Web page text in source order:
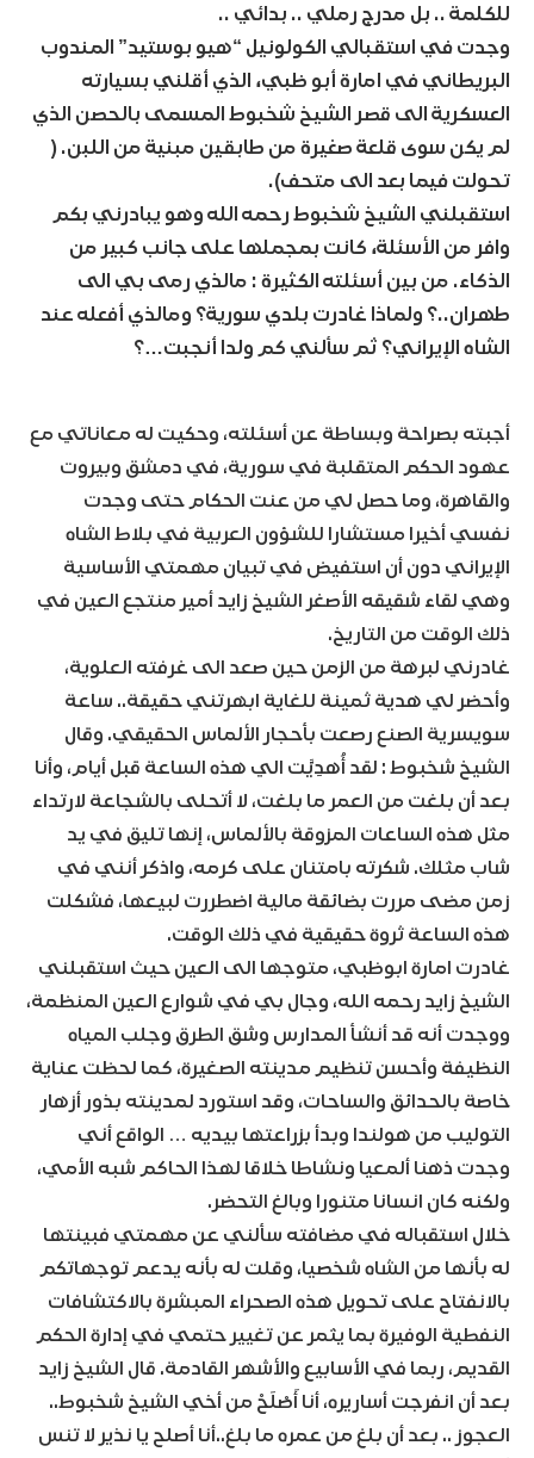
للكلمة .. بل مدرج رملي .. بدائي ..
وجدت في استقبالي الكولونيل “هيو بوستيد” المندوب
البريطاني في امارة أبو ظبي، الذي أقلني بسيارته
العسكرية الى قصر الشيخ شخبوط المسمى بالحصن الذي
لم يكن سوى قلعة صغيرة من طابقين مبنية من اللبن. (
تحولت فيما بعد الى متحف).
استقبلني الشيخ شخبوط رحمه الله وهو يبادرني بكم
وافر من الأسئلة، كانت بمجملها على جانب كبير من
الذكاء. من بين أسئلته الكثيرة : مالذي رمى بي الى
طهران..؟ ولماذا غادرت بلدي سورية؟ ومالذي أفعله عند
الشاه الإيراني؟ ثم سألني كم ولدا أنجبت…؟
أجبته بصراحة وبساطة عن أسئلته، وحكيت له معاناتي مع
عهود الحكم المتقلبة في سورية، في دمشق وبيروت
والقاهرة، وما حصل لي من عنت الحكام حتى وجدت
نفسي أخيرا مستشارا للشؤون العربية في بلاط الشاه
الإيراني دون أن استفيض في تبيان مهمتي الأساسية
وهي لقاء شقيقه الأصغر الشيخ زايد أمير منتجع العين في
ذلك الوقت من التاريخ.
غادرني لبرهة من الزمن حين صعد الى غرفته العلوية،
وأحضر لي هدية ثمينة للغاية ابهرتني حقيقة.. ساعة
سويسرية الصنع رصعت بأحجار الألماس الحقيقي. وقال
الشيخ شخبوط : لقد أُهدِيَّت الي هذه الساعة قبل أيام، وأنا
بعد أن بلغت من العمر ما بلغت، لا أتحلى بالشجاعة لارتداء
مثل هذه الساعات المزوقة بالألماس، إنها تليق في يد
شاب مثلك. شكرته بامتنان على كرمه، واذكر أنني في
زمن مضى مررت بضائقة مالية اضطررت لبيعها، فشكلت
هذه الساعة ثروة حقيقية في ذلك الوقت.
غادرت امارة ابوظبي، متوجها الى العين حيث استقبلني
الشيخ زايد رحمه الله، وجال بي في شوارع العين المنظمة،
ووجدت أنه قد أنشأ المدارس وشق الطرق وجلب المياه
النظيفة وأحسن تنظيم مدينته الصغيرة، كما لحظت عناية
خاصة بالحدائق والساحات، وقد استورد لمدينته بذور أزهار
التوليب من هولندا وبدأ بزراعتها بيديه … الواقع أني
وجدت ذهنا ألمعيا ونشاطا خلاقا لهذا الحاكم شبه الأمي،
ولكنه كان انسانا متنورا وبالغ التحضر.
خلال استقباله في مضافته سألني عن مهمتي فبينتها
له بأنها من الشاه شخصيا، وقلت له بأنه يدعم توجهاتكم
بالانفتاح على تحويل هذه الصحراء المبشرة بالاكتشافات
النفطية الوفيرة بما يثمر عن تغيير حتمي في إدارة الحكم
القديم، ربما في الأسابيع والأشهر القادمة. قال الشيخ زايد
بعد أن انفرجت أساريره، أنا أَصْلَحْ من أخي الشيخ شخبوط..
العجوز .. بعد أن بلغ من عمره ما بلغ..أنا أصلح يا نذير لا تنس